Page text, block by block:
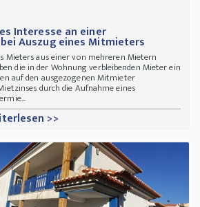
Interesse an einer
Auszug eines Mitmieters
Mieters aus einer von mehreren Mietern
die in der Wohnung verbleibenden Mieter ein
auf den ausgezogenen Mitmieter
durch die Aufnahme eines
>>